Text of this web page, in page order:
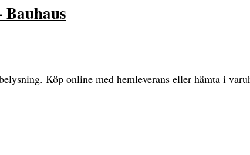
Köp online med hemleverans eller hämta i